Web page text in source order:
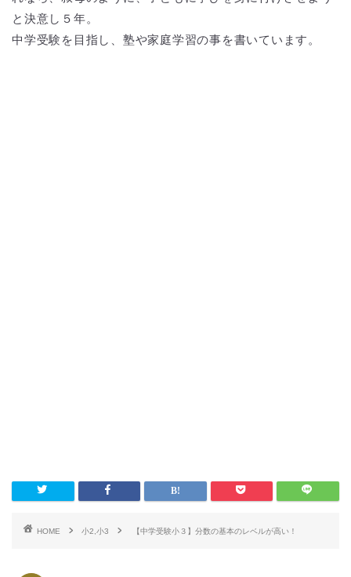
と決意し５年。
中学受験を目指し、塾や家庭学習の事を書いています。
HOME 小2,小3 【中学受験小３】分数の基本のレベルが高い！